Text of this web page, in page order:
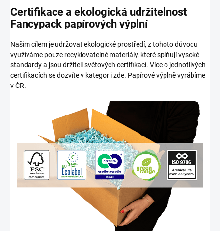
Certifikace a ekologická udržitelnost
Fancypack papírových výplní
Našim cílem je udržovat ekologické prostředí, z tohoto důvodu
využíváme pouze recyklovatelné materiály, které splňují vysoké
standardy a jsou držiteli světových certifikací. Více o jednotlivých
certifikacích se dozvíte v kategorii zde. Papírové výplně vyrábíme
v ČR.